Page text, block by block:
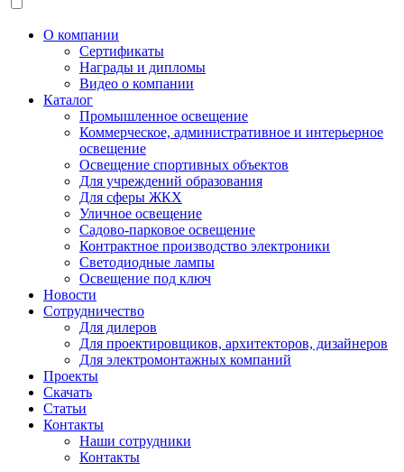
О компании
Сертификаты
Награды и дипломы
Видео о компании
Каталог
Промышленное освещение
Коммерческое, административное и интерьерное
освещение
Освещение спортивных объектов
Для учреждений образования
Для сферы ЖКХ
Уличное освещение
Садово-парковое освещение
Контрактное производство электроники
Светодиодные лампы
Освещение под ключ
Новости
Сотрудничество
Для дилеров
Для проектировщиков, архитекторов, дизайнеров
Для электромонтажных компаний
Проекты
Скачать
Статьи
Контакты
Наши сотрудники
Контакты